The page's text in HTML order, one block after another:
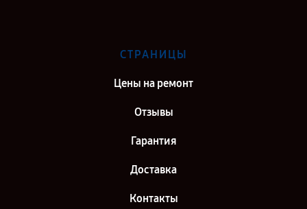
СТРАНИЦЫ
Цены на ремонт
Отзывы
Гарантия
Доставка
Контакты